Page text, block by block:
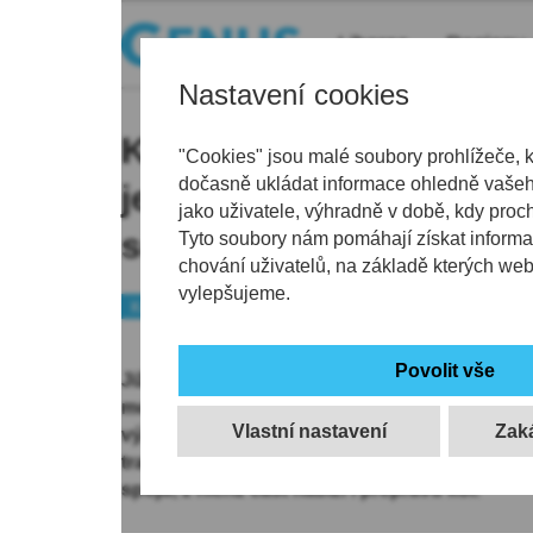
Nastavení cookies
"Cookies" jsou malé soubory prohlížeče,
dočasně ukládat informace ohledně
jako uživatele, výhradně v době, kdy
Tyto soubory nám pomáhají získat
chování uživatelů, na základě kterých
vylepšujeme.
Vlastní nastavení
Liberec Regiony
Kdy a kudy budou v
jezdit cyklobusy? Nově
sedmi linkách
Kraj
Již dvacátým rokem mají návštěvníci
možnost využívat k přepravě letní cyklobusy,
významných změn. Nově se rozjedou na
tras a k rozšíření počtu spojů. To se týká
spojů, z nichž část nabízí i přepravu kol.